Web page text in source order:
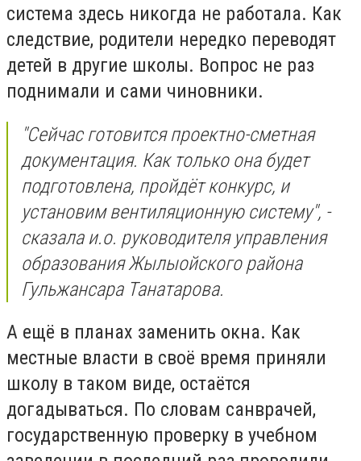
система здесь никогда не работала. Как
следствие, родители нередко переводят
детей в другие школы. Вопрос не раз
поднимали и сами чиновники.
"Сейчас готовится проектно-сметная
документация. Как только она будет
подготовлена, пройдёт конкурс, и
установим вентиляционную систему", -
сказала и.о. руководителя управления
образования Жылыойского района
Гульжансара Танатарова.
А ещё в планах заменить окна. Как
местные власти в своё время приняли
школу в таком виде, остаётся
догадываться. По словам санврачей,
государственную проверку в учебном